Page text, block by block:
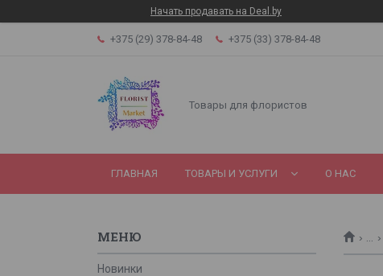
Начать продавать на Deal.by
+375 (29) 378-84-48 +375 (33) 378-84-48
Товары для флористов
ГЛАВНАЯ ТОВАРЫ И УСЛУГИ О НАС
Новинки